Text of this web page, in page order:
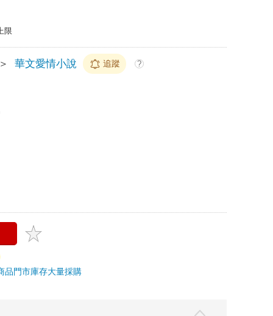
限
＞ 華文愛情小說 追蹤 ?
品門市庫存大量採購